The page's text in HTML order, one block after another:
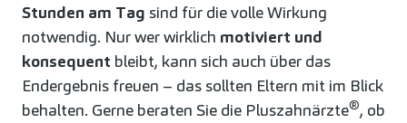
Stunden am Tag sind für die volle Wirkung
notwendig. Nur wer wirklich motiviert und
konsequent bleibt, kann sich auch über das
Endergebnis freuen – das sollten Eltern mit im Blick
behalten. Gerne beraten Sie die Pluszahnärzte®, ob